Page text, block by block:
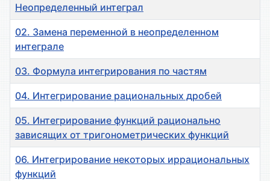
Неопределенный интеграл
02. Замена переменной в неопределенном
интеграле
03. Формула интегрирования по частям
04. Интегрирование рациональных дробей
05. Интегрирование функций рационально
зависящих от тригонометрических функций
06. Интегрирование некоторых иррациональных
функций